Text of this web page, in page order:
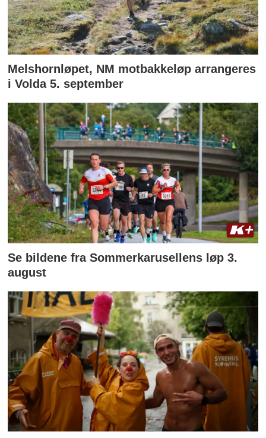
Melshornløpet, NM motbakkeløp arrangeres
i Volda 5. september
Se bildene fra Sommerkarusellens løp 3.
august